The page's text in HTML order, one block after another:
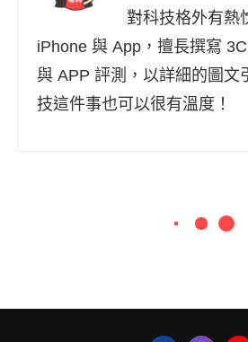
對科技格外有熱
iPhone 與 App，擅長撰寫
與 APP 評測，以詳細的圖文
技這件事也可以很有溫度！